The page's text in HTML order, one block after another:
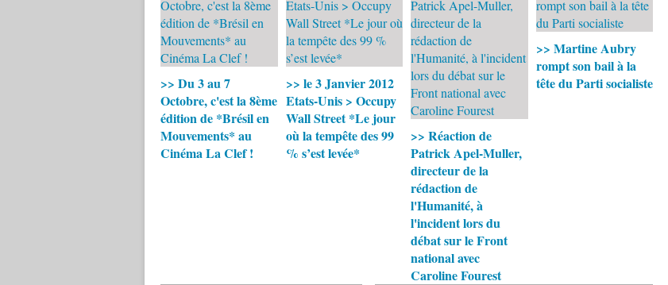
>> Du 3 au 7
Octobre, c'est la 8ème
édition de *Brésil en
Mouvements* au
Cinéma La Clef !
>> le 3 Janvier 2012
Etats-Unis > Occupy
Wall Street *Le jour
où la tempête des 99
% s’est levée*
>> Réaction de
Patrick Apel-Muller,
directeur de la
rédaction de
l'Humanité, à
l'incident lors du
débat sur le Front
national avec
Caroline Fourest
>> Martine Aubry
rompt son bail à la
tête du Parti socialiste